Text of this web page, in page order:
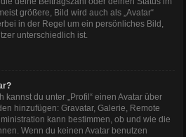
größere, Bild wird auch als „Avatar“
in der Regel um ein persönliches Bild,
unterschiedlich ist.
du unter „Profil“ einen Avatar über
hinzufügen: Gravatar, Galerie, Remote
kann bestimmen, ob und wie die
Wenn du keinen Avatar benutzen